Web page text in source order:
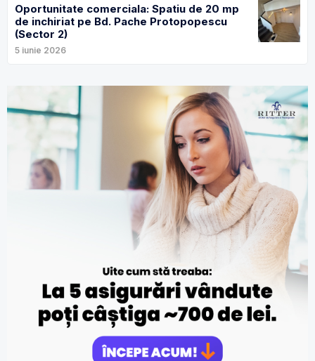
Oportunitate comerciala: Spatiu de 20 mp
de inchiriat pe Bd. Pache Protopopescu
(Sector 2)
5 iunie 2026